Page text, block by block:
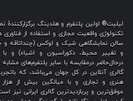
لیلیت® اولین پلتفرم و هلدینگ برگزارکنندهٔ
تکنولوژی واقعیت مجازی و استفاده از
سالن نمایشگاهی شیک و لوکس (چنداتاقه و
و تغییر محیط، دکوراسیون و اشیاء) و با
درحال‌حاضر درمقایسه با سایر پلتفرم‌های مشابه
هنری و تجاری و با میانگین بیش از هزار
موفق‌ترین و پربازدیدترین گالری ایرانی نیز